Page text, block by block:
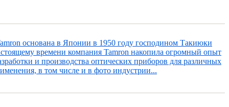
основана в Японии в 1950 году господином Такиюки
времени компания Tamron накопила огромный опыт
и производства оптических приборов для различных
в том числе и в фото индустрии...